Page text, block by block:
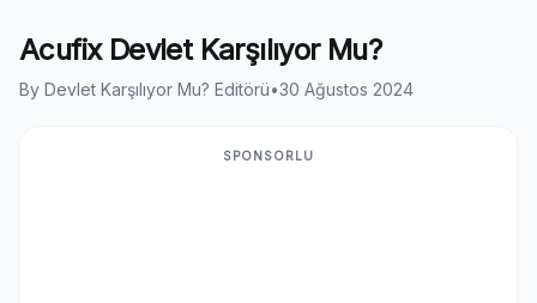
Acufix Devlet Karşılıyor Mu?
By Devlet Karşılıyor Mu? Editörü•30 Ağustos 2024
SPONSORLU